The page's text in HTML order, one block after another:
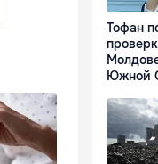
Тофан
Южной